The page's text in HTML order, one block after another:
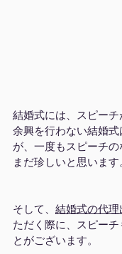
結婚式には、スピーチ
余興を行わない結婚
が、一度もスピーチ
まだ珍しいと思います
そして、 結婚式の代理
ただく際に、スピーチ
とがございます。